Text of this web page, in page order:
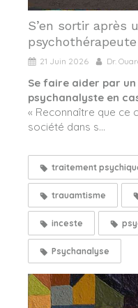
S’en sortir après
psychothérapeute
21 Juin 2026 Dr.
Se faire aider par
psychanalyste en
« Reconnaître que ce
société dans s...
traitement
trauamtisme
inceste
Psychanalyse